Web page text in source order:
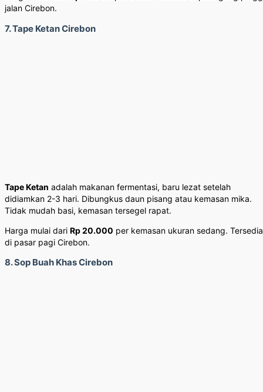
jalan Cirebon.
7. Tape Ketan Cirebon
Tape Ketan adalah makanan fermentasi, baru lezat setelah
didiamkan 2-3 hari. Dibungkus daun pisang atau kemasan mika.
Tidak mudah basi, kemasan tersegel rapat.
Harga mulai dari Rp 20.000 per kemasan ukuran sedang. Tersedia
di pasar pagi Cirebon.
8. Sop Buah Khas Cirebon